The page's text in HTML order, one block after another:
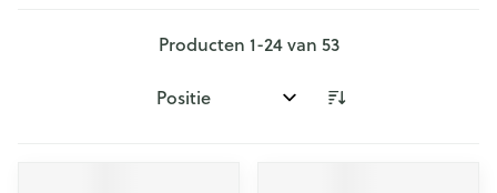
Producten 1-24van 53
Sorteer op: